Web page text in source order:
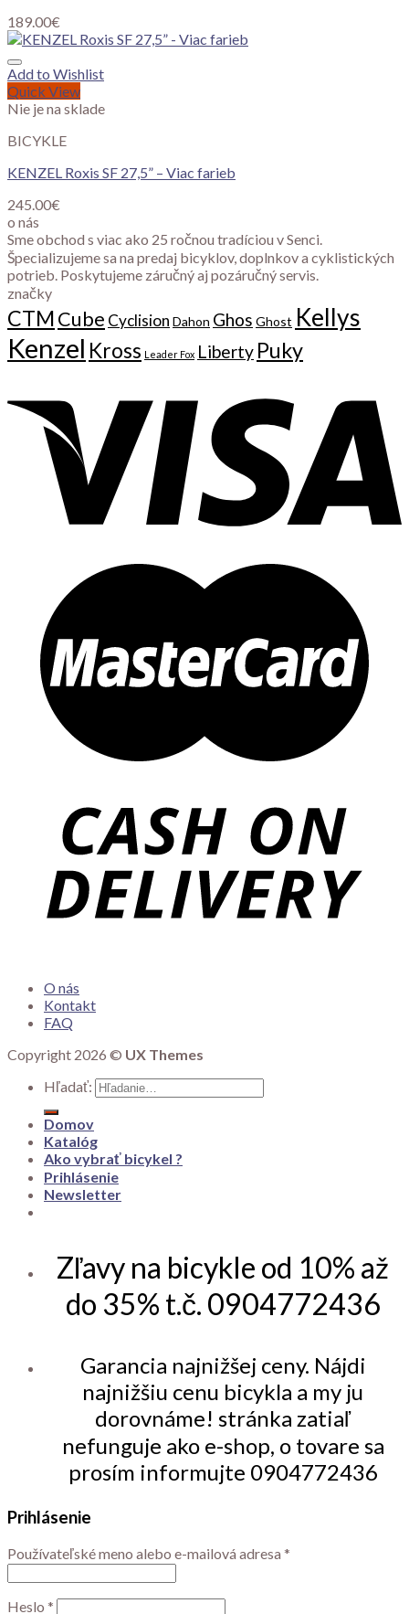
189.00€
Add to Wishlist
Quick View
Nie je na sklade
BICYKLE
KENZEL Roxis SF 27,5” – Viac farieb
245.00€
o nás
Sme obchod s viac ako 25 ročnou tradíciou v Senci.
Špecializujeme sa na predaj bicyklov, doplnkov a cyklistických
potrieb. Poskytujeme záručný aj pozáručný servis.
značky
CTMCube Cyclision Dahon Ghos Ghost Kellys
Kenzel Kross Leader Fox Liberty Puky
O nás
Kontakt
FAQ
Copyright 2026 © UX Themes
Hľadať:
Domov
Katalóg
Ako vybrať bicykel ?
Prihlásenie
Newsletter
Zľavy na bicykle od 10% až
do 35% t.č. 0904772436
Garancia najnižšej ceny. Nájdi
najnižšiu cenu bicykla a my ju
dorovnáme! stránka zatiaľ
nefunguje ako e-shop, o tovare sa
prosím informujte 0904772436
Prihlásenie
Používateľské meno alebo e-mailová adresa *
Heslo *